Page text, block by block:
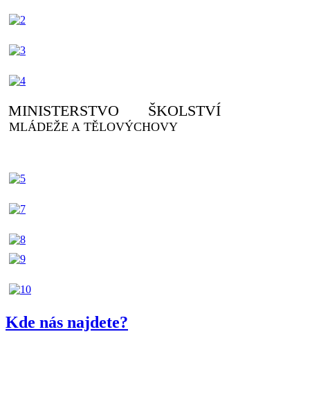
MINISTERSTVO ŠKOLSTVÍ
MLÁDEŽE A TĚLOVÝCHOVY
Kde nás najdete?